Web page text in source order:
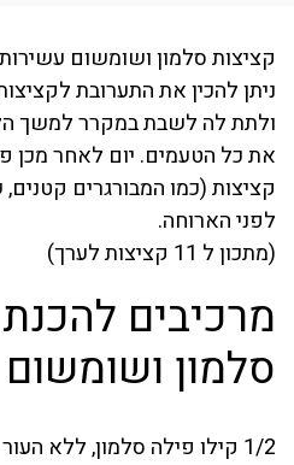
קציצות סלמון ושומשום
ניתן להכין את התערובת
ולתת לה לשבת במקרר למשך
את כל הטעמים. יום לאחר מכן
קציצות (כמו המבורגרים
לפני הארוחה.
(מתכון ל 11 קציצות לערך)
מרכיבים
סלמון
1/2 קילו פילה סלמון, ללא העור